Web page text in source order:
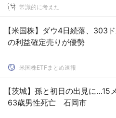
常識的に考えた
【米国株】ダウ4日続落、303
の利益確定売りが優勢
米国株ETFまとめ速報
【茨城】孫と初日の出見に
63歳男性死亡 石岡市